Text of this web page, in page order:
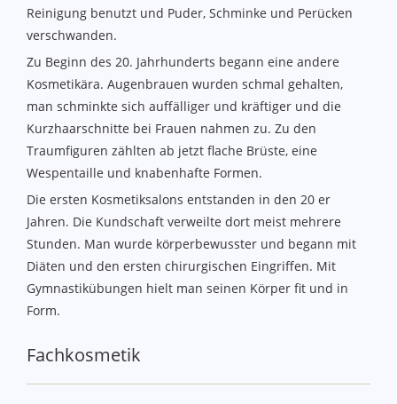
Reinigung benutzt und Puder, Schminke und Perücken
verschwanden.
Zu Beginn des 20. Jahrhunderts begann eine andere
Kosmetikära. Augenbrauen wurden schmal gehalten,
man schminkte sich auffälliger und kräftiger und die
Kurzhaarschnitte bei Frauen nahmen zu. Zu den
Traumfiguren zählten ab jetzt flache Brüste, eine
Wespentaille und knabenhafte Formen.
Die ersten Kosmetiksalons entstanden in den 20 er
Jahren. Die Kundschaft verweilte dort meist mehrere
Stunden. Man wurde körperbewusster und begann mit
Diäten und den ersten chirurgischen Eingriffen. Mit
Gymnastikübungen hielt man seinen Körper fit und in
Form.
Fachkosmetik